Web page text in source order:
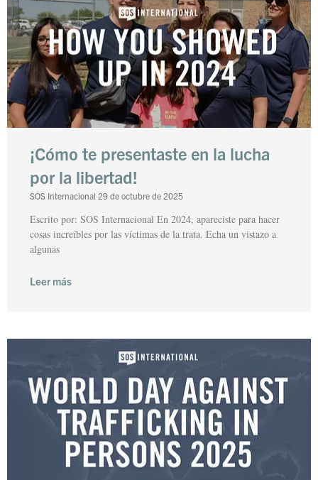
¡Cómo te presentaste en la lucha
por la libertad!
SOS Internacional 29 de octubre de 2025
Escrito por: SOS Internacional En 2024, apareciste para hacer
cosas increíbles por las víctimas de la trata. Echa un vistazo a
algunas
Leer más